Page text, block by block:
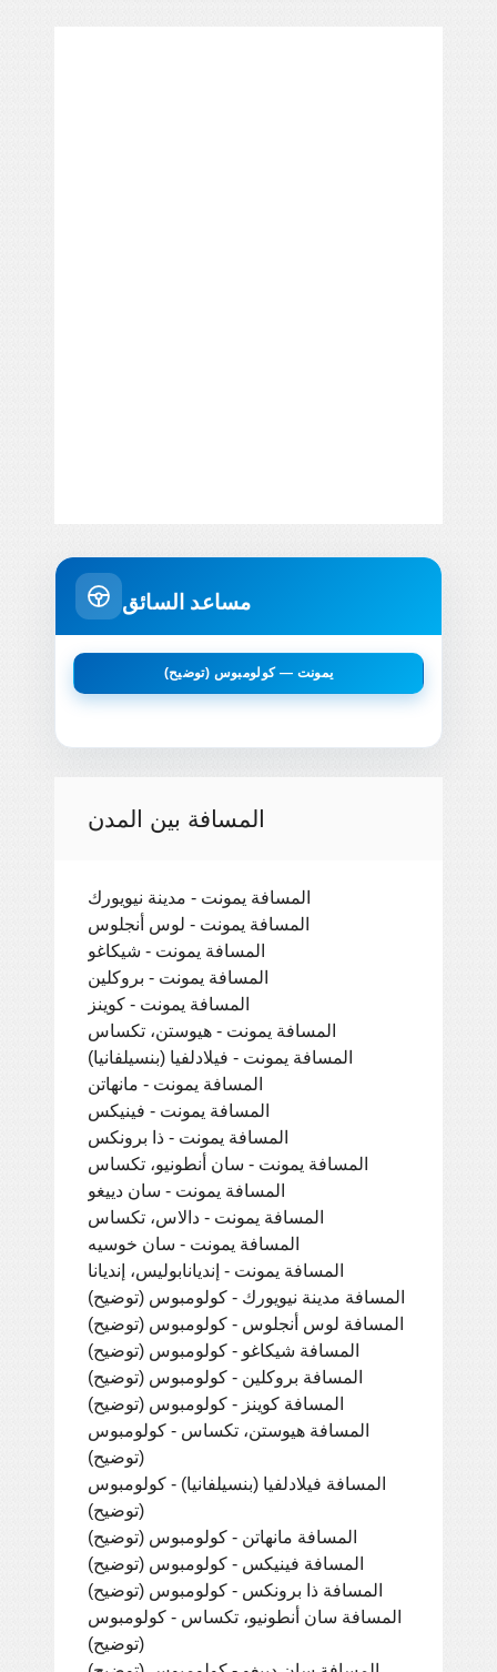
مساعد السائق
يمونت — كولومبوس (توضيح)
المسافة بين المدن
المسافة يمونت - مدينة نيويورك
المسافة يمونت - لوس أنجلوس
المسافة يمونت - شيكاغو
المسافة يمونت - بروكلين
المسافة يمونت - كوينز
المسافة يمونت - هيوستن، تكساس
المسافة يمونت - فيلادلفيا (بنسيلفانيا)
المسافة يمونت - مانهاتن
المسافة يمونت - فينيكس
المسافة يمونت - ذا برونكس
المسافة يمونت - سان أنطونيو، تكساس
المسافة يمونت - سان دييغو
المسافة يمونت - دالاس، تكساس
المسافة يمونت - سان خوسيه
المسافة يمونت - إنديانابوليس، إنديانا
المسافة مدينة نيويورك - كولومبوس (توضيح)
المسافة لوس أنجلوس - كولومبوس (توضيح)
المسافة شيكاغو - كولومبوس (توضيح)
المسافة بروكلين - كولومبوس (توضيح)
المسافة كوينز - كولومبوس (توضيح)
المسافة هيوستن، تكساس - كولومبوس
(توضيح)
المسافة فيلادلفيا (بنسيلفانيا) - كولومبوس
(توضيح)
المسافة مانهاتن - كولومبوس (توضيح)
المسافة فينيكس - كولومبوس (توضيح)
المسافة ذا برونكس - كولومبوس (توضيح)
المسافة سان أنطونيو، تكساس - كولومبوس
(توضيح)